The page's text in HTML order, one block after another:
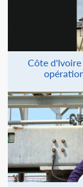
Côte d'Ivoire